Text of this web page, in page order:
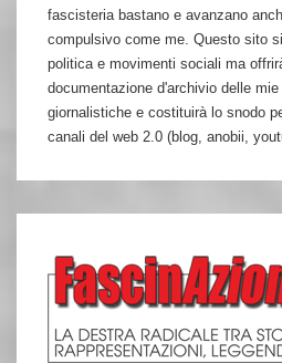
fascisteria bastano e avanzano
compulsivo come me. Questo sito
politica e movimenti sociali ma
documentazione d'archivio delle
giornalistiche e costituirà lo snodo
canali del web 2.0 (blog, anobii,